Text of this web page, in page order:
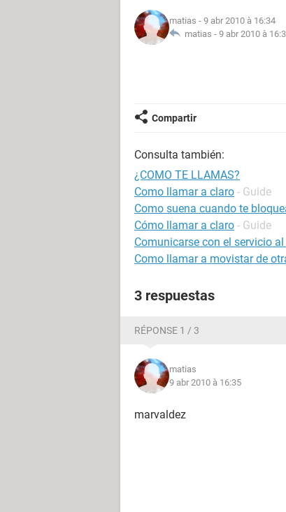
matias - 9 abr 2010 à 16:34
matias - 9 abr 2010 à
Compartir
Consulta también:
¿COMO TE LLAMAS?
Como llamar a claro - Guide
Como suena cuando te
Cómo llamar a claro - Guide
Comunicarse con el servicio
Como llamar a movistar de
3 respuestas
RÉPONSE 1 / 3
matias
9 abr 2010 à 16:35
marvaldez